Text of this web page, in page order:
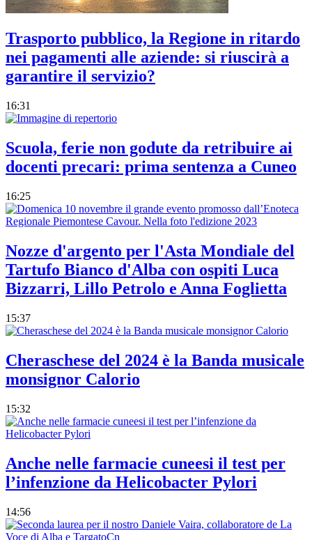
Trasporto pubblico, la Regione in ritardo
nei pagamenti alle aziende: si riuscirà a
garantire il servizio?
16:31
Scuola, ferie non godute da retribuire ai
docenti precari: prima sentenza a Cuneo
16:25
Nozze d'argento per l'Asta Mondiale del
Tartufo Bianco d'Alba con ospiti Luca
Bizzarri, Lillo Petrolo e Anna Foglietta
15:37
Cheraschese del 2024 è la Banda musicale
monsignor Calorio
15:32
Anche nelle farmacie cuneesi il test per
l’infenzione da Helicobacter Pylori
14:56